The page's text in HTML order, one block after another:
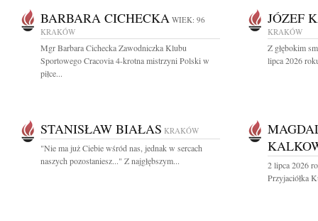
BARBARA CICHECKA WIEK: 96
KRAKÓW
Mgr Barbara Cichecka Zawodniczka Klubu
Sportowego Cracovia 4-krotna mistrzyni Polski w
piłce...
JÓZEF
KRAKÓW
Z głębokim
lipca 2026
STANISŁAW BIAŁAS KRAKÓW
"Nie ma już Ciebie wśród nas, jednak w sercach
naszych pozostaniesz..." Z najgłębszym...
2 lipca 2026
Przyjaciółka